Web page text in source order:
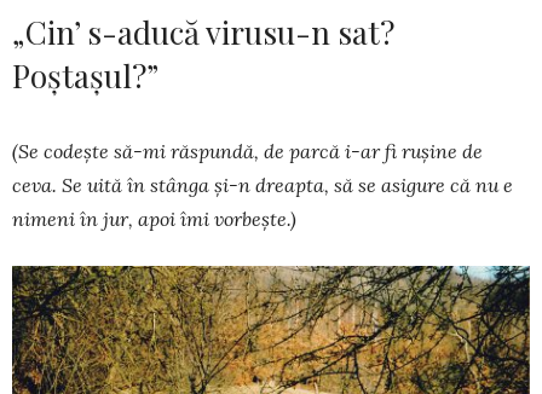
„Cin’ s-aducă virusu-n sat?
Poștașul?”
(Se codește să-mi răspundă, de parcă i-ar fi ru­șine de
ceva. Se uită în stânga și-n dreapta, să se asigure că nu e
nimeni în jur, apoi îmi vorbește.)